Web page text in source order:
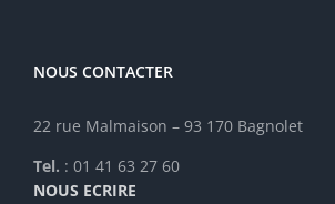
du
NOUS CONTACTER
22 rue Malmaison – 93 170 Bagnolet
Tel. : 01 41 63 27 60
NOUS ECRIRE